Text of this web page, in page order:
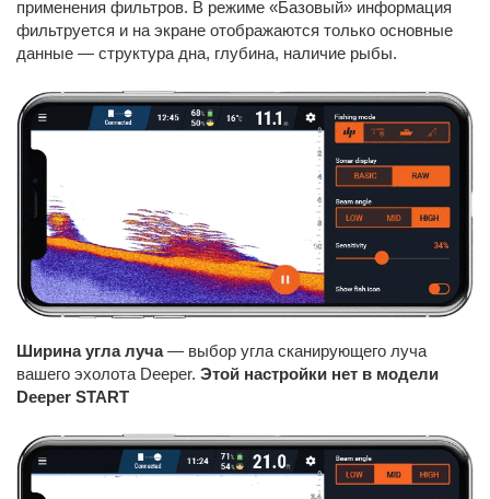
применения фильтров. В режиме «Базовый» информация
фильтруется и на экране отображаются только основные
данные — структура дна, глубина, наличие рыбы.
Ширина угла луча— выбор угла сканирующего луча
вашего эхолота Deeper. Этой настройки нет в модели
Deeper START